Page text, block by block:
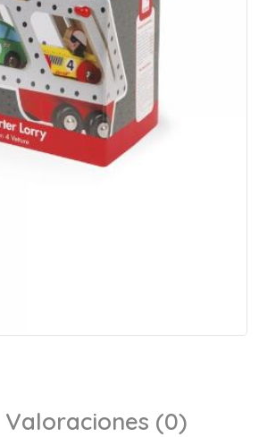
Valoraciones (0)